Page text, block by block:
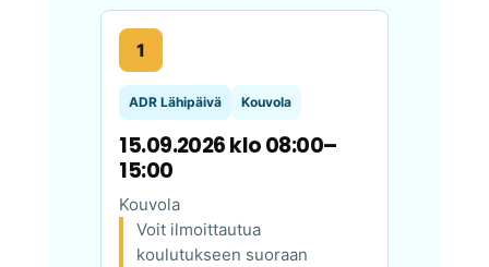
1
ADR Lähipäivä Kouvola
15.09.2026 klo 08:00–
15:00
Kouvola
Voit ilmoittautua
koulutukseen suoraan